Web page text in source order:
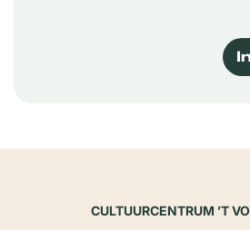
CULTUURCENTRUM ’T